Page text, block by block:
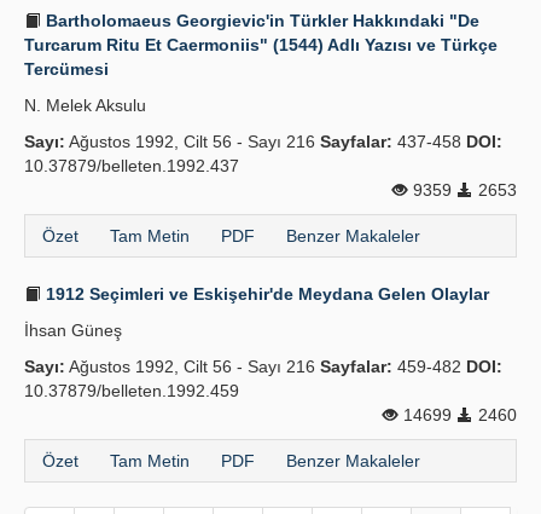
Bartholomaeus Georgievic'in Türkler Hakkındaki "De
Turcarum Ritu Et Caermoniis" (1544) Adlı Yazısı ve Türkçe
Tercümesi
N. Melek Aksulu
Sayı: Ağustos 1992, Cilt 56 - Sayı 216 Sayfalar: 437-458 DOI:
10.37879/belleten.1992.437
9359
2653
Özet Tam Metin PDF Benzer Makaleler
1912 Seçimleri ve Eskişehir'de Meydana Gelen Olaylar
İhsan Güneş
Sayı: Ağustos 1992, Cilt 56 - Sayı 216 Sayfalar: 459-482 DOI:
10.37879/belleten.1992.459
14699
2460
Özet Tam Metin PDF Benzer Makaleler